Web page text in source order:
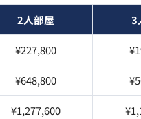
2人部屋 3
¥227,800
¥648,800
¥1,277,600